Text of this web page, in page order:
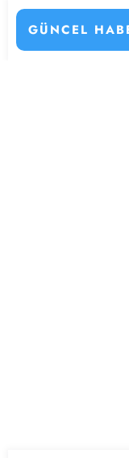
GÜNCEL
DetaylarıPersonel